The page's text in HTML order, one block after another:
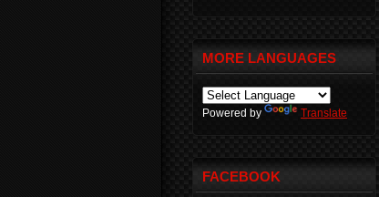
MORE LANGUAGES
Powered by Translate
FACEBOOK